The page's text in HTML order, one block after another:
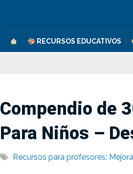
RECURSOS EDUCATIVOS
Compendio de
Para Niños –
Recursos para profesores: